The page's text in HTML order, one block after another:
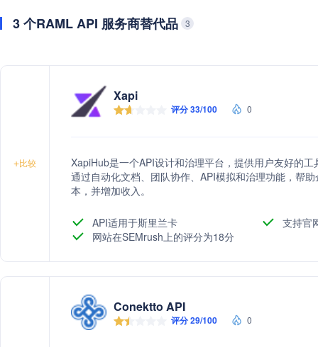
3 个RAML API 服务商替代品 3
+比较
Xapi
评分 33/100 0
XapiHub是一个API设计和治理平台，提供用户友好的
通过自动化文档、团队协作、API模拟和治理功能，帮
本，并增加收入。
API适用于斯里兰卡
支持官
网站在SEMrush上的评分为18分
Conektto API
评分 29/100 0